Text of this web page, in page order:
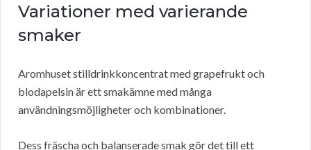
Variationer med varierande
smaker
Aromhuset stilldrinkkoncentrat med grapefrukt och
blodapelsin är ett smakämne med många
användningsmöjligheter och kombinationer.
Dess fräscha och balanserade smak gör det till ett